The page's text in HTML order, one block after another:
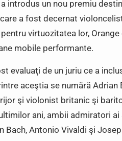
introdus un nou premiu
a fost decernat
virtuozitatea lor,
mobile performante.
evaluaţi de un juriu ce a
aceştia se numără
şi violonist britanic şi
ani, ambii admiratori
Bach, Antonio Vivaldi şi